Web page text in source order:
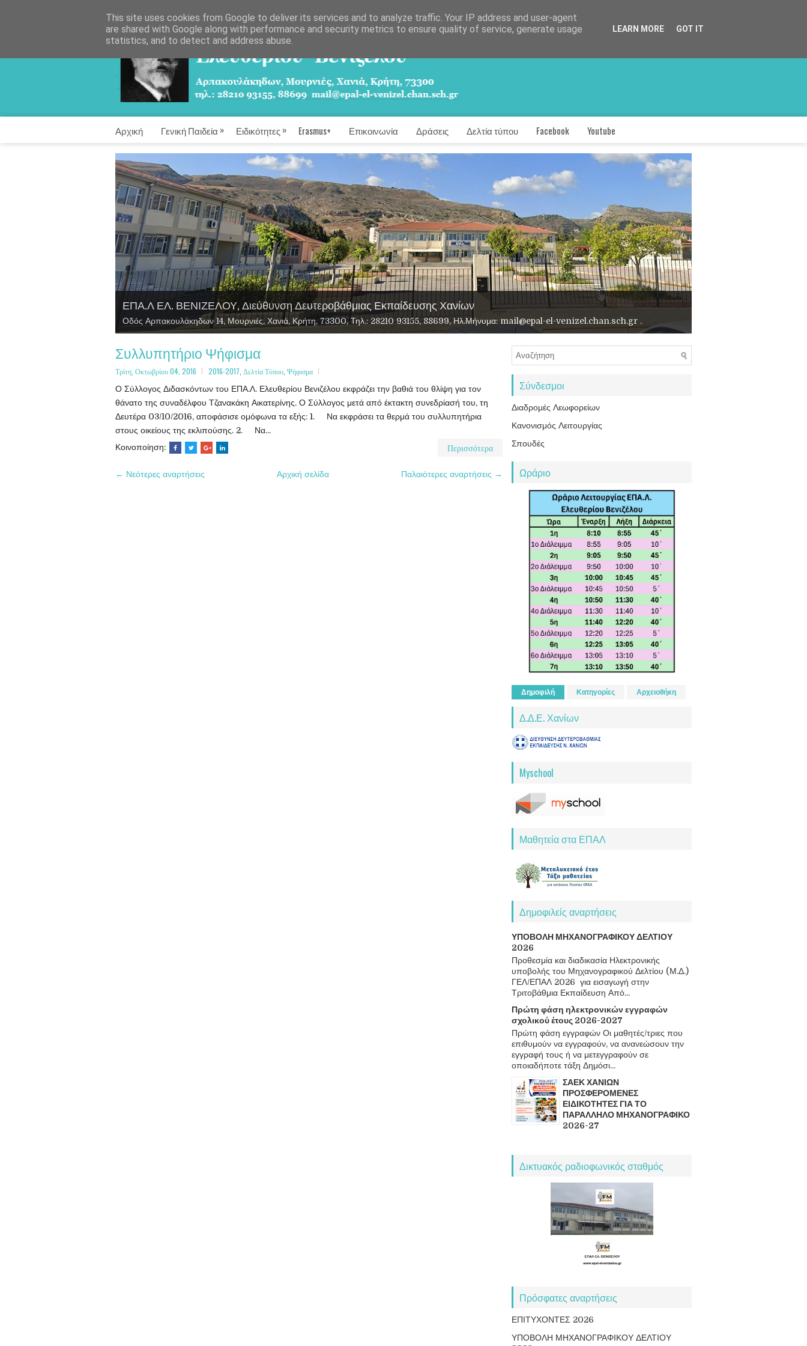
Αρχική Γενική Παιδεία » Ειδικότητες» Erasmus+ Επικοινωνία Δράσεις Δελτία τύπου Facebook Youtube
ΕΠΑ.Λ ΕΛ. ΒΕΝΙΖΕΛΟΥ, Διεύθυνση Δευτεροβάθμιας Εκπαίδευσης Χανίων
Οδός Αρπακουλάκηδων 14, Μουρνιές, Χανιά, Κρήτη, 73300, Τηλ.: 28210 93155, 88699, Ηλ.Μήνυμα: mail@epal-el-venizel.chan.sch.gr .
Τομέας Πληροφορικής
Τομέας Γεωπονίας, Τροφίμων και Περιβάλλοντος
Τομέας Υγείας, Πρόνοιας και Ευεξίας
Συλλυπητήριο Ψήφισμα
Τρίτη, Οκτωβρίου 04, 2016 2016-2017, Δελτία Τύπου, Ψήφισμα
Ο Σύλλογος Διδασκόντων του ΕΠΑ.Λ. Ελευθερίου Βενιζέλου εκφράζει την βαθιά του θλίψη για τον
θάνατο της συναδέλφου Τζανακάκη Αικατερίνης. Ο Σύλλογος μετά από έκτακτη συνεδρίασή του, τη
Δευτέρα 03/10/2016, αποφάσισε ομόφωνα τα εξής: 1. Να εκφράσει τα θερμά του συλλυπητήρια
στους οικείους της εκλιπούσης. 2. Να...
Κοινοποίηση:
Περισσότερα
← Νεότερες αναρτήσεις Παλαιότερες αναρτήσεις →
Αρχική σελίδα
Σύνδεσμοι
Διαδρομές Λεωφορείων
Κανονισμός Λειτουργίας
Σπουδές
Ωράριο
Δημοφιλή Κατηγορίες Αρχειοθήκη
Δ.Δ.Ε. Χανίων
Myschool
Μαθητεία στα ΕΠΑΛ
Δημοφιλείς αναρτήσεις
ΥΠΟΒΟΛΗ ΜΗΧΑΝΟΓΡΑΦΙΚΟΥ ΔΕΛΤΙΟΥ
2026
Προθεσμία και διαδικασία Ηλεκτρονικής
υποβολής του Μηχανογραφικού Δελτίου (Μ.Δ.)
ΓΕΛ/ΕΠΑΛ 2026 για εισαγωγή στην
Τριτοβάθμια Εκπαίδευση Από...
Πρώτη φάση ηλεκτρονικών εγγραφών
σχολικού έτους 2026-2027
Πρώτη φάση εγγραφών Οι μαθητές/τριες που
επιθυμούν να εγγραφούν, να ανανεώσουν την
εγγραφή τους ή να μετεγγραφούν σε
οποιαδήποτε τάξη Δημόσι...
ΣΑΕΚ ΧΑΝΙΩΝ
ΠΡΟΣΦΕΡΟΜΕΝΕΣ
ΕΙΔΙΚΟΤΗΤΕΣ ΓΙΑ ΤΟ
ΠΑΡΑΛΛΗΛΟ ΜΗΧΑΝΟΓΡΑΦΙΚΟ
2026-27
Δικτυακός ραδιοφωνικός σταθμός
Πρόσφατες αναρτήσεις
ΕΠΙΤΥΧΟΝΤΕΣ 2026
ΥΠΟΒΟΛΗ ΜΗΧΑΝΟΓΡΑΦΙΚΟΥ ΔΕΛΤΙΟΥ
This site uses cookies from Google to deliver its services and to analyze traffic. Your IP address and user-agent
are shared with Google along with performance and security metrics to ensure quality of service, generate usage
statistics, and to detect and address abuse.
LEARN MORE GOT IT